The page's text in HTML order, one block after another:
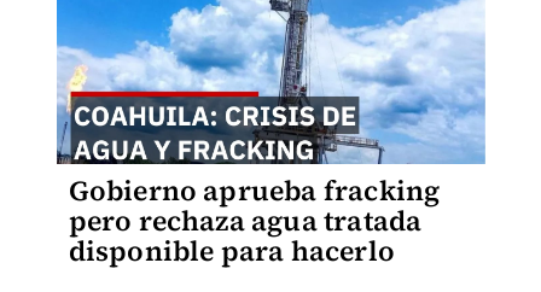
Gobierno aprueba fracking
pero rechaza agua tratada
disponible para hacerlo